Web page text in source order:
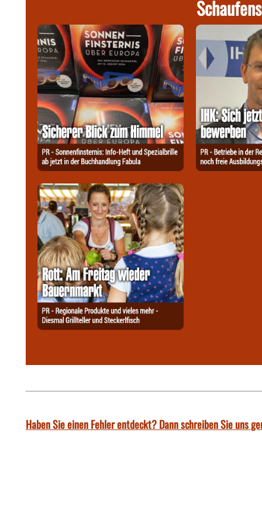
Haben Sie einen Fehler entdeckt? Dann schreiben Sie uns